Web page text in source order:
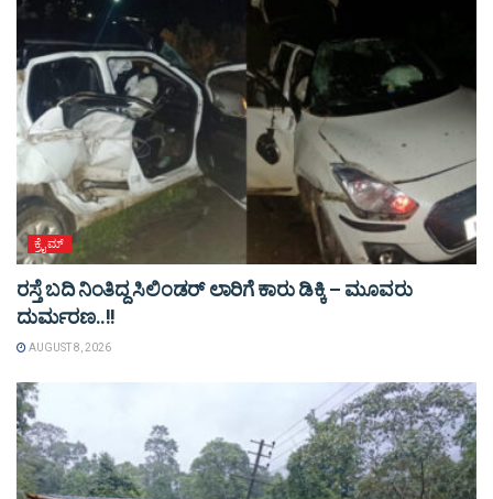
ಕ್ರೈಮ್
ರಸ್ತೆ ಬದಿ ನಿಂತಿದ್ದ ಸಿಲಿಂಡರ್ ಲಾರಿಗೆ ಕಾರು ಡಿಕ್ಕಿ – ಮೂವರು
ದುರ್ಮರಣ..!!
AUGUST 8, 2026